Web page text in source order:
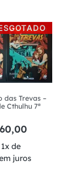
das Trevas –
Cthulhu 7ª
60,00
de
juros